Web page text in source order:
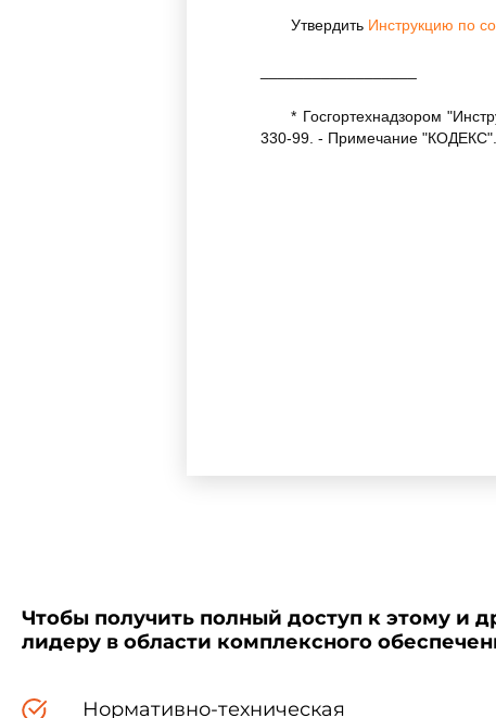
Утвердить Инструкцию по
* Госгортехнадзором
330-99. - Примечание "КОДЕКС".
Чтобы получить полный доступ к этому и
лидеру в области комплексного
Нормативно-техническая